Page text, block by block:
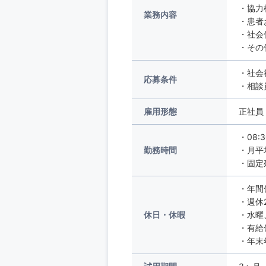
業務内容
・協
・患
・社
・そ
応募条件
・社
・相
雇用形態 正社員
勤務時間
・
・月
・固
休日・休暇
・年
・週
・水
・有
・年